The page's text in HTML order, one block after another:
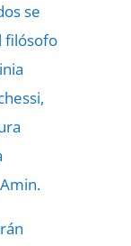
se
filósofo